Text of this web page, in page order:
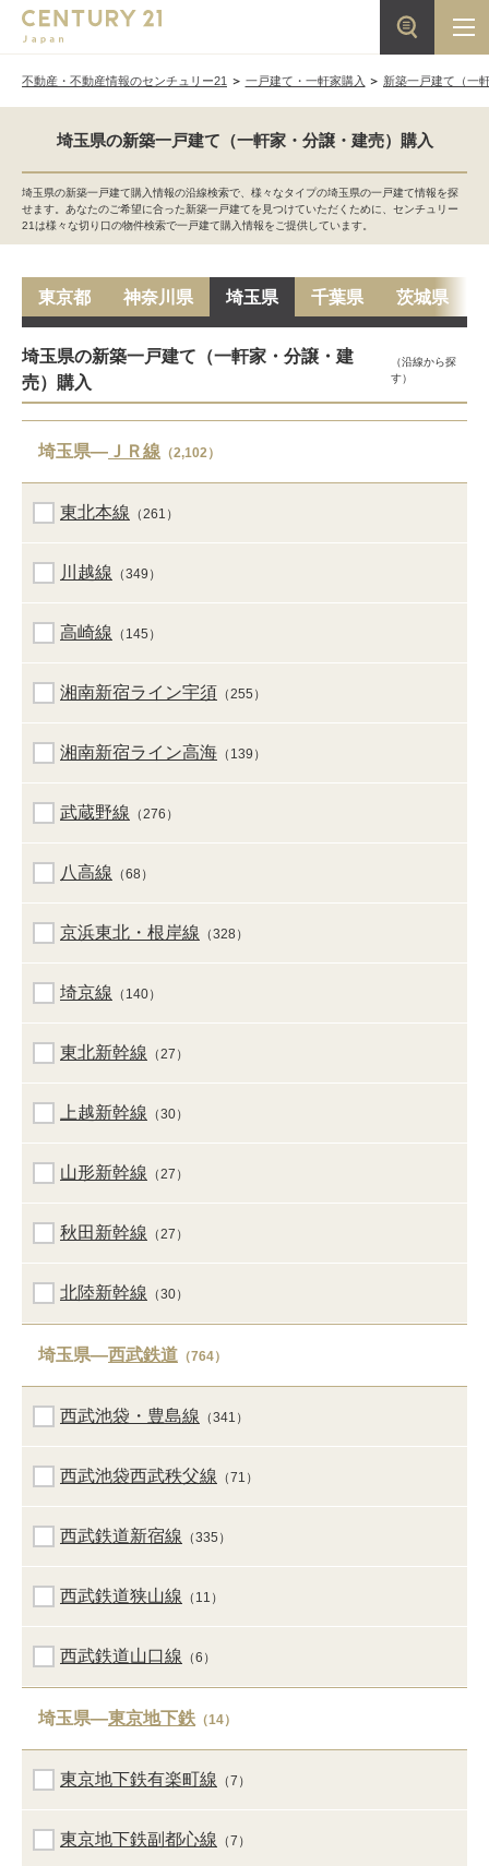
不動産・不動産情報のセンチュリー21 一戸建て・一軒家購入 新築一戸建て（一
埼玉県の新築一戸建て（一軒家・分譲・建売）購入
埼玉県の新築一戸建て購入情報の沿線検索で、様々なタイプの埼玉県の一戸建て情報を探
せます。あなたのご希望に合った新築一戸建てを見つけていただくために、センチュリー
21は様々な切り口の物件検索で一戸建て購入情報をご提供しています。
東京都 神奈川県 埼玉県 千葉県 茨城県
埼玉県の新築一戸建て（一軒家・分譲・建
売）購入
（沿線から探
す）
埼玉県― ＪＲ線 （2,102）
東北本線 （261）
川越線 （349）
高崎線 （145）
湘南新宿ライン宇須 （255）
湘南新宿ライン高海 （139）
武蔵野線 （276）
八高線 （68）
京浜東北・根岸線 （328）
埼京線 （140）
東北新幹線 （27）
上越新幹線 （30）
山形新幹線 （27）
秋田新幹線 （27）
北陸新幹線 （30）
埼玉県―西武鉄道 （764）
西武池袋・豊島線 （341）
西武池袋西武秩父線 （71）
西武鉄道新宿線 （335）
西武鉄道狭山線 （11）
西武鉄道山口線 （6）
埼玉県―東京地下鉄 （14）
東京地下鉄有楽町線 （7）
東京地下鉄副都心線 （7）